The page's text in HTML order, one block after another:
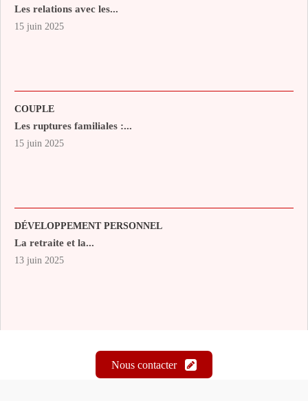
Les relations avec les...
15 juin 2025
COUPLE
Les ruptures familiales :...
15 juin 2025
DÉVELOPPEMENT PERSONNEL
La retraite et la...
13 juin 2025
Nous contacter